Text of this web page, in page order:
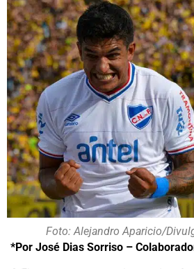
Foto: Alejandro Aparicio/
*Por José Dias Sorriso –